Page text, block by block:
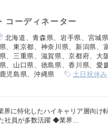
コーディネーター
北海道、青森県、岩手県、宮城
、東京都、神奈川県、新潟県、
、三重県、滋賀県、京都府、大
、山口県、徳島県、香川県、愛
児島県、沖縄県
土日祝休み
界に特化したハイキャリア層向け
社員が多数活躍 ◆業界…